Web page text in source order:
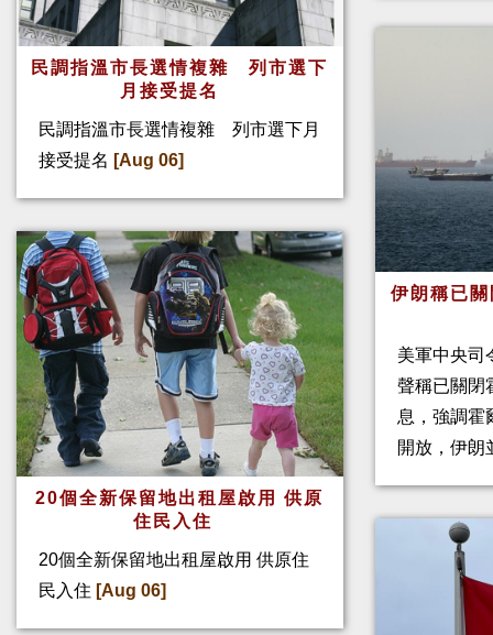
民調指溫市長選情複雜 列市選下
月接受提名
民調指溫市長選情複雜 列市選下月
接受提名 [Aug 06]
20個全新保留地出租屋啟用 供原
住民入住
20個全新保留地出租屋啟用 供原住
民入住 [Aug 06]
伊朗稱已
美軍中央司
聲稱已關閉
息，強調霍
開放，伊